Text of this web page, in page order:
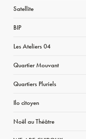
Satellite
BIP
Les Ateliers 04
Quartier Mouvant
Quartiers Pluriels
Ilo citoyen
Noël au Théâtre